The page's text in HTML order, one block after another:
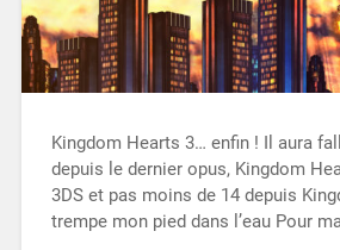
Kingdom Hearts 3… enfin ! Il aura
depuis le dernier opus, Kingdom
3DS et pas moins de 14 depuis
trempe mon pied dans l’eau Pour